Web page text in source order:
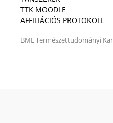
TTK MOODLE
AFFILIÁCIÓS PROTOKOLL
BMETermészettudományi Kar